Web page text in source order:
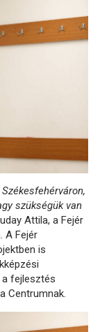
szükségük van
Attila, a Fejér
A Fejér
is
fejlesztés
Centrumnak.